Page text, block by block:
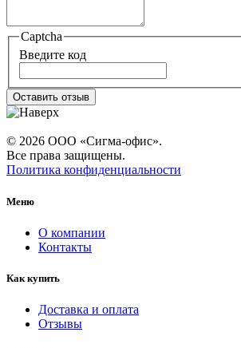
Captcha
Введите код
Оставить отзыв
© 2026 ООО «Сигма-офис».
Все права защищены.
Политика конфиденциальности
Меню
О компании
Контакты
Как купить
Доставка и оплата
Отзывы